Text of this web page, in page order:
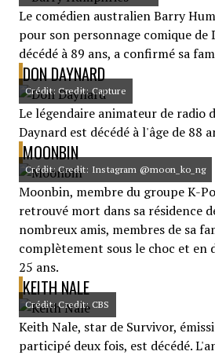
Le comédien australien Barry
pour son personnage comique de
décédé à 89 ans, a confirmé sa
DON DAYNARD
Crédit: Credit: Capture
Le légendaire animateur de radio
Daynard est décédé à l'âge de 88
MOONBIN
Crédit: Credit: Instagram @moon_ko_ng
Moonbin, membre du groupe K-
retrouvé mort dans sa résidence
nombreux amis, membres de sa
complètement sous le choc et en
25 ans.
KEITH NALE
Crédit: Credit: CBS
Keith Nale, star de Survivor,
participé deux fois, est décédé.